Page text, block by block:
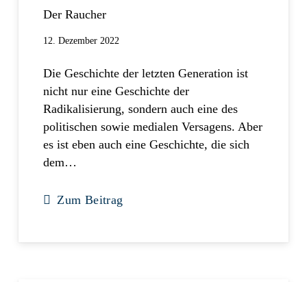
Der Raucher
12. Dezember 2022
Die Geschichte der letzten Generation ist
nicht nur eine Geschichte der
Radikalisierung, sondern auch eine des
politischen sowie medialen Versagens. Aber
es ist eben auch eine Geschichte, die sich
dem…
Zum Beitrag